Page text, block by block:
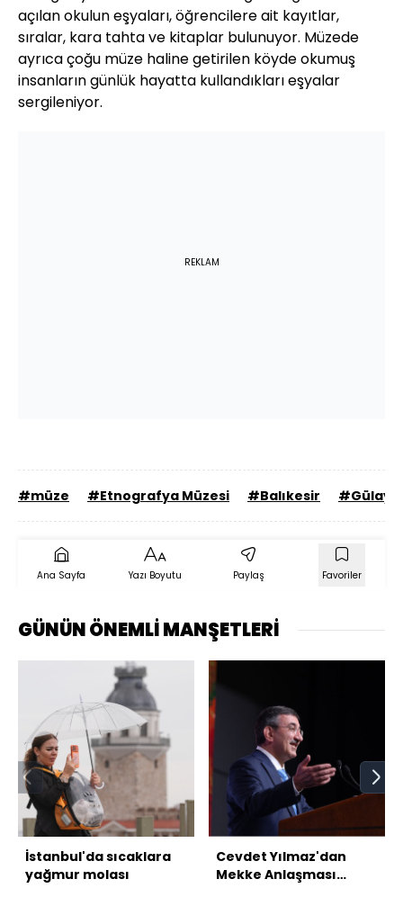
açılan okulun eşyaları, öğrencilere ait kayıtlar,
sıralar, kara tahta ve kitaplar bulunuyor. Müzede
ayrıca çoğu müze haline getirilen köyde okumuş
insanların günlük hayatta kullandıkları eşyalar
sergileniyor.
REKLAM
#müze #Etnografya Müzesi #Balıkesir #Gülay
Ana Sayfa Yazı Boyutu Paylaş Favoriler
GÜNÜN ÖNEMLİ MANŞETLERİ
İstanbul'da sıcaklara
yağmur molası
Cevdet Yılmaz'dan
Mekke Anlaşması